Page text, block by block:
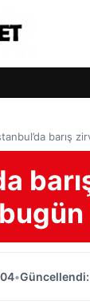
barış
•